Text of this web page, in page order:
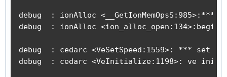
debug  : ionAlloc <__GetIonMemOpsS:985>:***
debug  : ionAlloc <ion_alloc_open:134>:begin
debug  : cedarc <VeSetSpeed:1559>: *** set
debug  : cedarc <VeInitialize:1198>: ve init